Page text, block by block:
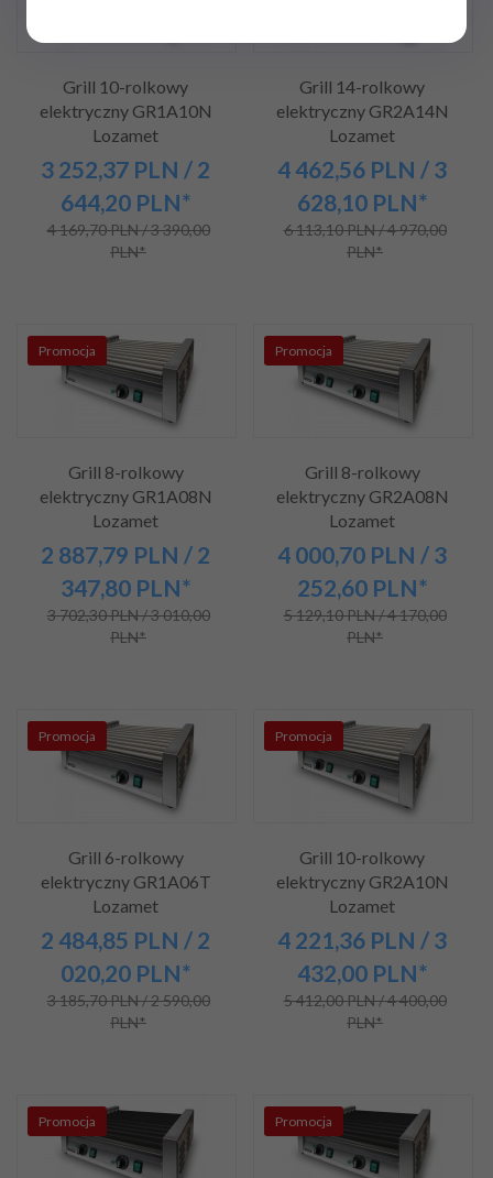
Grill 10-rolkowy
elektryczny GR1A10N
Lozamet
3 252,37 PLN / 2
644,20 PLN*
4 169,70 PLN / 3 390,00
PLN*
Grill 14-rolkowy
elektryczny GR2A14N
Lozamet
4 462,56 PLN / 3
628,10 PLN*
6 113,10 PLN / 4 970,00
PLN*
Promocja
Grill 8-rolkowy
elektryczny GR1A08N
Lozamet
2 887,79 PLN / 2
347,80 PLN*
3 702,30 PLN / 3 010,00
PLN*
Promocja
Grill 8-rolkowy
elektryczny GR2A08N
Lozamet
4 000,70 PLN / 3
252,60 PLN*
5 129,10 PLN / 4 170,00
PLN*
Promocja
Grill 6-rolkowy
elektryczny GR1A06T
Lozamet
2 484,85 PLN / 2
020,20 PLN*
3 185,70 PLN / 2 590,00
PLN*
Promocja
Grill 10-rolkowy
elektryczny GR2A10N
Lozamet
4 221,36 PLN / 3
432,00 PLN*
5 412,00 PLN / 4 400,00
PLN*
Promocja Promocja